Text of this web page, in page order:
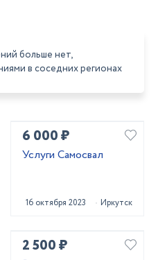
больше нет,
в соседних регионах
6 000 ₽
Услуги Самосвал
16 октября 2023 Иркутск
2 500 ₽